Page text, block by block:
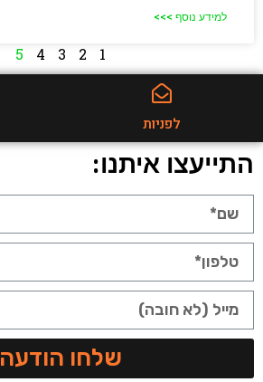
למידע נוסף >>>
1
2
3
4
5
לפניות
התייעצו איתנו:
שלחו הודעה